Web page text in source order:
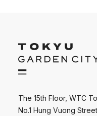
The 15th Floor, WTC
No.1 Hung Vuong